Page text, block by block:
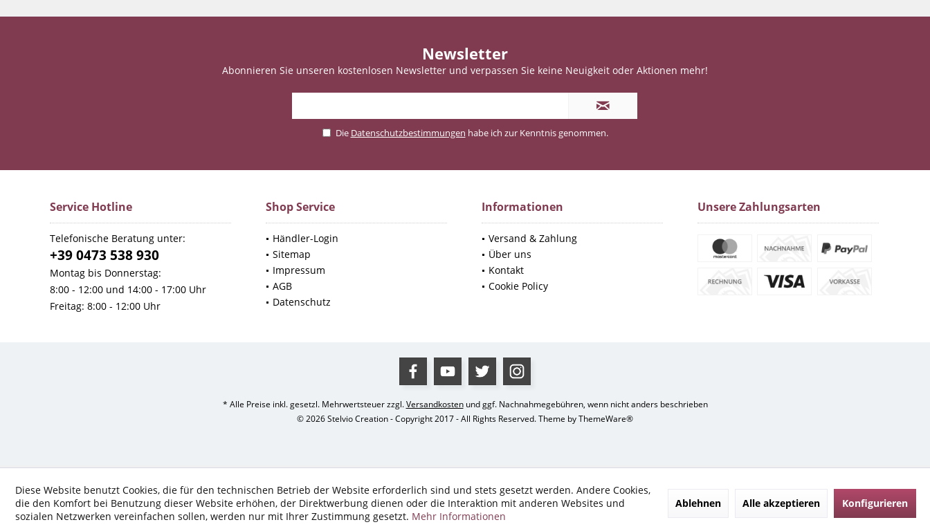
Newsletter
Abonnieren Sie unseren kostenlosen Newsletter und verpassen Sie keine Neuigkeit oder Aktionen mehr!
Die Datenschutzbestimmungen habe ich zur Kenntnis genommen.
Service Hotline
Telefonische Beratung unter:
+39 0473 538 930
Montag bis Donnerstag:
8:00 - 12:00 und 14:00 - 17:00 Uhr
Freitag: 8:00 - 12:00 Uhr
Shop Service
Händler-Login
Sitemap
Impressum
AGB
Datenschutz
Informationen
Versand & Zahlung
Über uns
Kontakt
Cookie Policy
Unsere Zahlungsarten
* Alle Preise inkl. gesetzl. Mehrwertsteuer zzgl.Versandkostenund ggf. Nachnahmegebühren, wenn nicht anders beschrieben
© 2026 Stelvio Creation - Copyright 2017 - All Rights Reserved. Theme byThemeWare®
Diese Website benutzt Cookies, die für den technischen Betrieb der Website erforderlich sind und stets gesetzt werden. Andere Cookies,
die den Komfort bei Benutzung dieser Website erhöhen, der Direktwerbung dienen oder die Interaktion mit anderen Websites und
sozialen Netzwerken vereinfachen sollen, werden nur mit Ihrer Zustimmung gesetzt. Mehr Informationen
Ablehnen Alle akzeptieren Konfigurieren